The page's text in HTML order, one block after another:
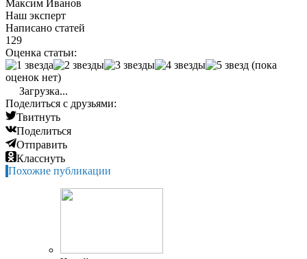
Максим Иванов
Наш эксперт
Написано статей
129
Оценка статьи:
(пока
оценок нет)
Загрузка...
Поделиться с друзьями:
Твитнуть
Поделиться
Отправить
Класснуть
Похожие публикации